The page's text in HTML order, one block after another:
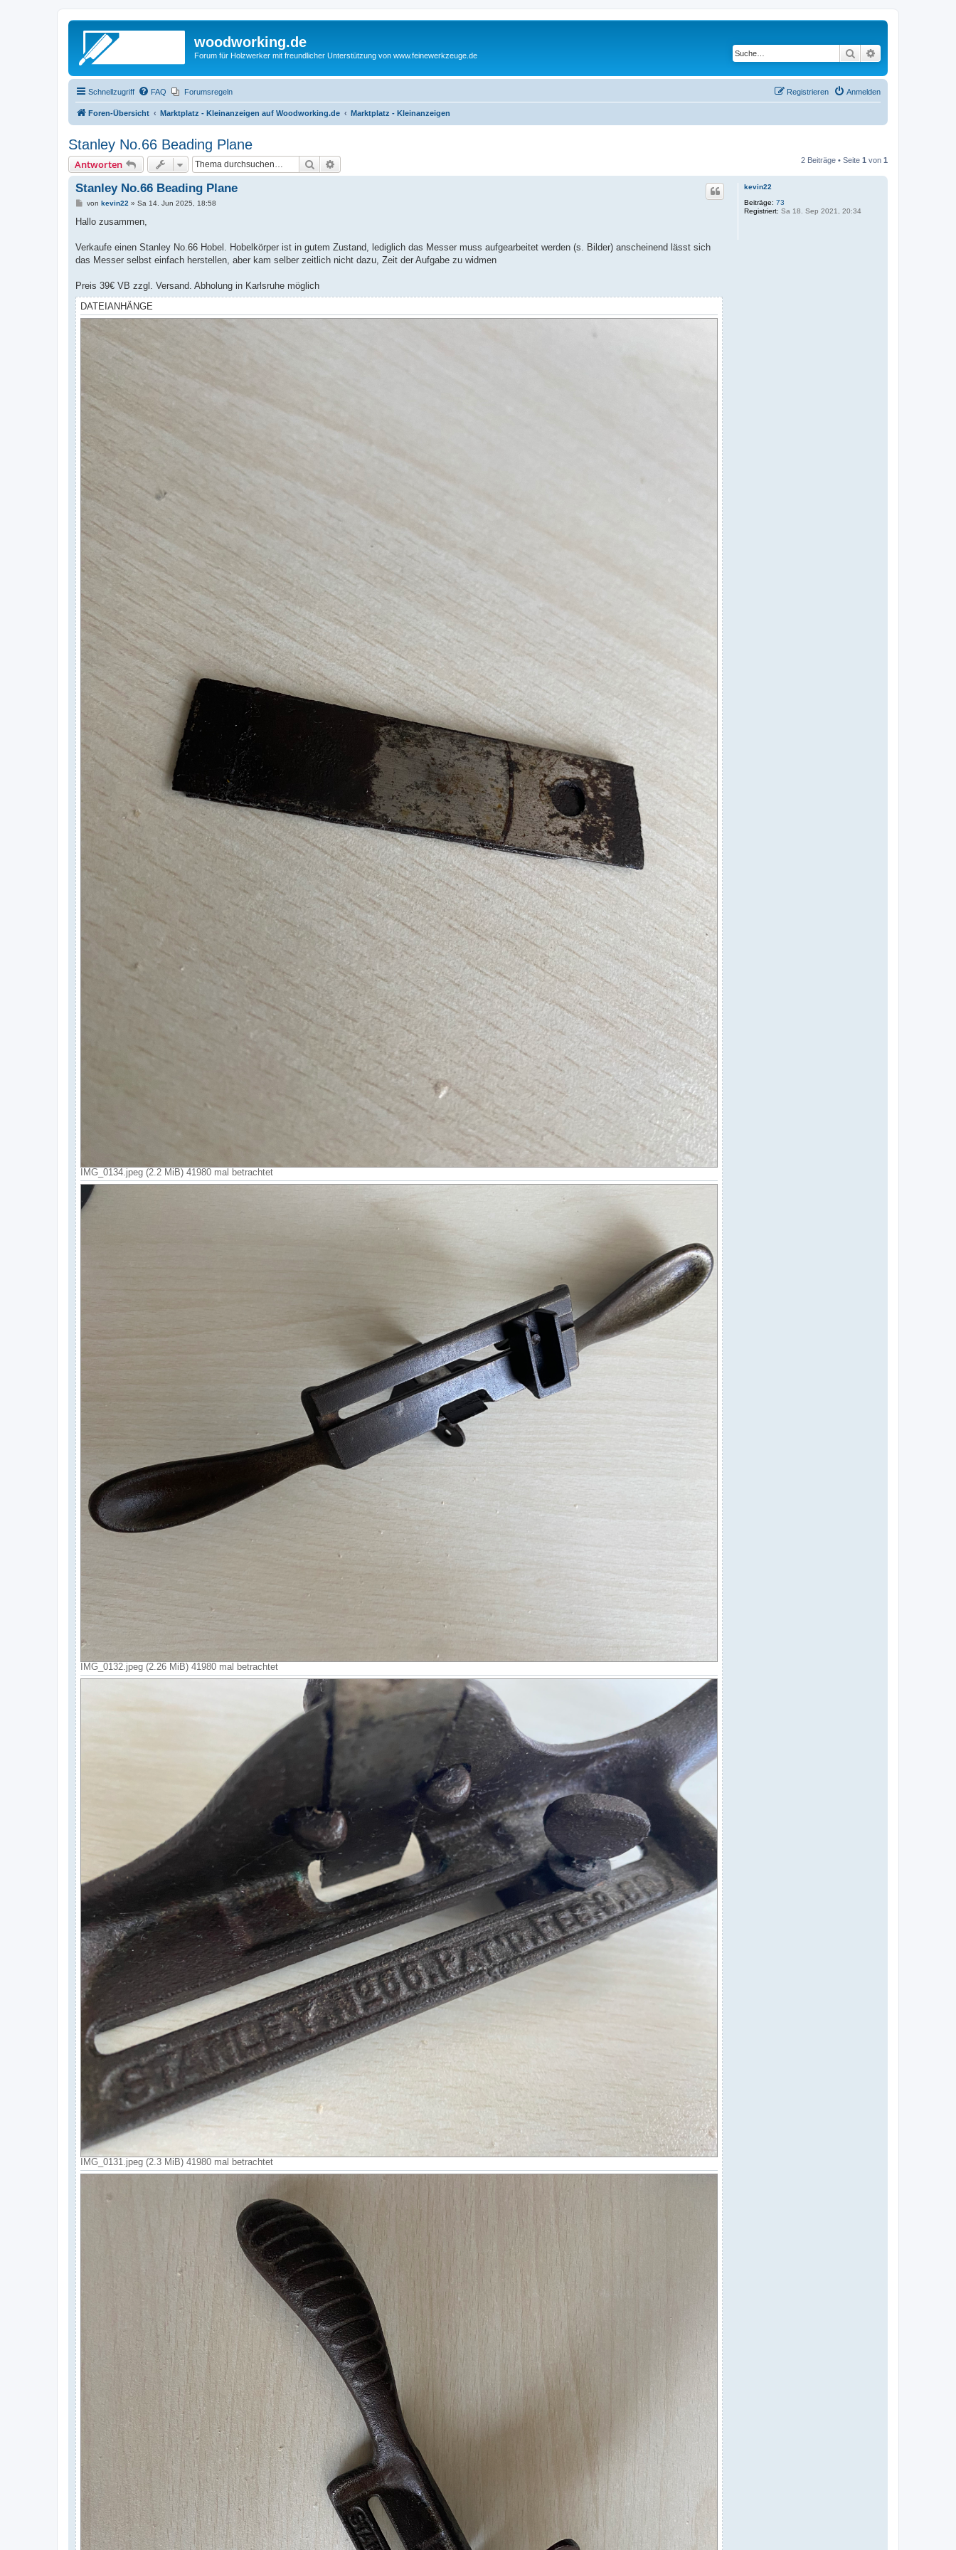
woodworking.de
Forum für Holzwerker mit freundlicher Unterstützung von www.feinewerkzeuge.de Suche
Schnellzugriff FAQ Forumsregeln Anmelden
Registrieren
Foren-Übersicht Marktplatz - Kleinanzeigen auf Woodworking.de Marktplatz - Kleinanzeigen
Stanley No.66 Beading Plane
Antworten Suche 2 Beiträge • Seite 1 von 1
kevin22
Beiträge: 73
Registriert: Sa 18. Sep 2021, 20:34
Stanley No.66 Beading Plane
B
i
a
von kevin22 » Sa 14. Jun 2025, 18:58
Hallo zusammen,
Verkaufe einen Stanley No.66 Hobel. Hobelkörper ist in gutem Zustand, lediglich das Messer muss aufgearbeitet werden (s. Bilder) anscheinend lässt sich
das Messer selbst einfach herstellen, aber kam selber zeitlich nicht dazu, Zeit der Aufgabe zu widmen
Preis 39€ VB zzgl. Versand. Abholung in Karlsruhe möglich
DATEIANHÄNGE
IMG_0134.jpeg (2.2 MiB) 41980 mal betrachtet
IMG_0132.jpeg (2.26 MiB) 41980 mal betrachtet
IMG_0131.jpeg (2.3 MiB) 41980 mal betrachtet